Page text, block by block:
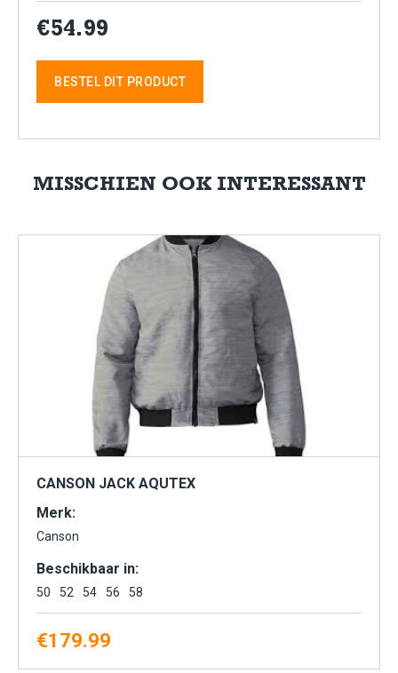
€54.99
BESTEL DIT PRODUCT
MISSCHIEN OOK INTERESSANT
CANSON JACK AQUTEX
Merk:
Canson
Beschikbaar in:
50 52 54 56 58
€179.99